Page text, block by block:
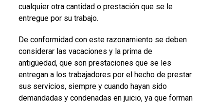
cualquier otra cantidad o prestación que se le
entregue por su trabajo.
De conformidad con este razonamiento se deben
considerar las vacaciones y la prima de
antigüedad, que son prestaciones que se les
entregan a los trabajadores por el hecho de prestar
sus servicios, siempre y cuando hayan sido
demandadas y condenadas en juicio, ya que forman